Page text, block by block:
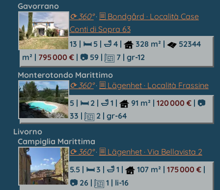
Gavorrano
⟳ 360°· 🗏 Bondgård · Località Case
Conti di Sopra 63
13 | 🛏 5| 🛁 4| 328 m² |
52344
m² | 795 000 € | 📷 59 | 7 | gr-12
Monterotondo Marittimo
⟳ 360°· 🗏 Lägenhet · Località Frassine
5 | 🛏 2 | 🛁 1 | 91 m² | 120 000 €| 📷
33 | 2 | gr-64
Livorno
Campiglia Marittima
⟳ 360°· 🗏 Lägenhet · Via Bellavista 2
5.5 | 🛏 3 | 🛁 1 | 107 m² | 175 000 €|
📷 26| 1 | li-16